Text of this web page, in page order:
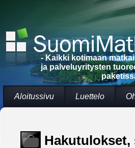
- Kaikki kotimaan
ja palveluyritysten
Aloitussivu Luettelo
Hakutulokset,